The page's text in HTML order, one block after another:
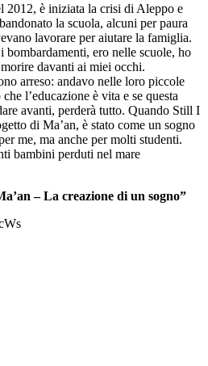
2012, è iniziata la crisi di Aleppo e
la scuola, alcuni per paura
lavorare per aiutare la famiglia.
bombardamenti, ero nelle scuole, ho
davanti ai miei occhi.
arreso: andavo nelle loro piccole
l’educazione è vita e se questa
avanti, perderà tutto. Quando Still I
di Ma’an, è stato come un sogno
me, ma anche per molti studenti.
bambini perduti nel mare
– La creazione di un sogno”